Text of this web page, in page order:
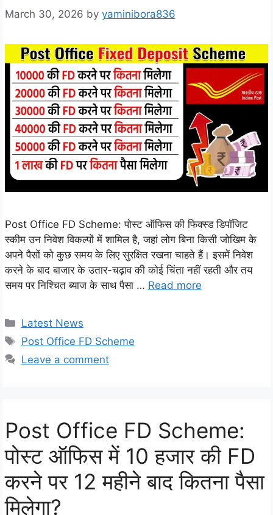
March 30, 2026 by yaminibora836
Post Office FD Scheme: पोस्ट ऑफिस की फिक्स्ड डिपॉजिट
स्कीम उन निवेश विकल्पों में शामिल है, जहां लोग बिना किसी जोखिम के
अपने पैसों को कुछ समय के लिए सुरक्षित रखना चाहते हैं। इसमें निवेश
करने के बाद बाजार के उतार-चढ़ाव की कोई चिंता नहीं रहती और तय
समय पर निश्चित ब्याज के साथ पैसा … Read more
Categories
Latest News
Tags
Post Office FD Scheme
Leave a comment
Post Office FD Scheme:
पोस्ट ऑफिस में 10 हजार की FD
करने पर 12 महीने बाद कितना पैसा
मिलेगा?